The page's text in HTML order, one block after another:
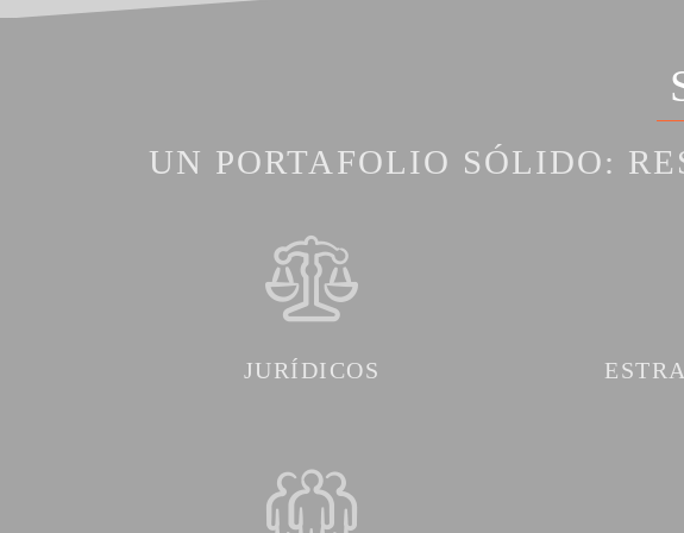
UN PORTAFOLIO SÓLIDO:
JURÍDICOS